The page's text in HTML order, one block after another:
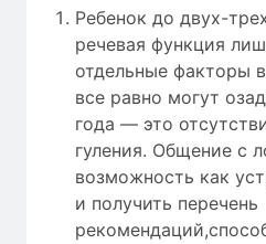
Ребенок до двух-
речевая функция
отдельные факторы
все равно могут
года — это
гуления. Общение с
возможность как
и получить перечень